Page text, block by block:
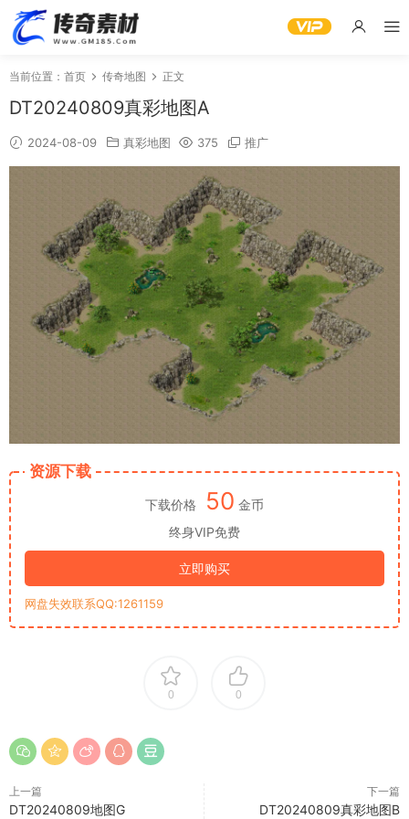
当前位置： 首页 传奇地图 正文
DT20240809真彩地图A
2024-08-09 真彩地图 375 推广
资源下载
下载价格 50 金币
终身VIP免费
立即购买
网盘失效联系QQ:1261159
0 0
上一篇
DT20240809地图G
下一篇
DT20240809真彩地图B